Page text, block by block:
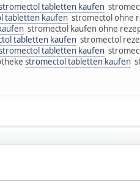
tabletten kaufen
tabletten kaufen stromectol ohne
stromectol kaufen ohne
tabletten kaufen stromectol
tabletten kaufen
stromectol tabletten kaufen